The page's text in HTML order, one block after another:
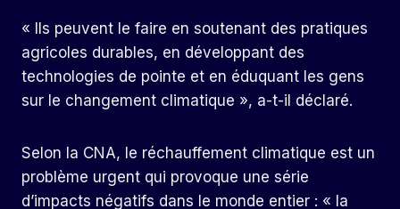
« Ils peuvent le faire en soutenant des pratiques
agricoles durables, en développant des
technologies de pointe et en éduquant les gens
sur le changement climatique », a-t-il déclaré.
Selon la CNA, le réchauffement climatique est un
problème urgent qui provoque une série
d’impacts négatifs dans le monde entier : « la